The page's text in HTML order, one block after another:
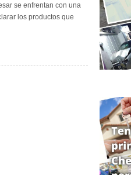
se enfrentan con una
los productos que